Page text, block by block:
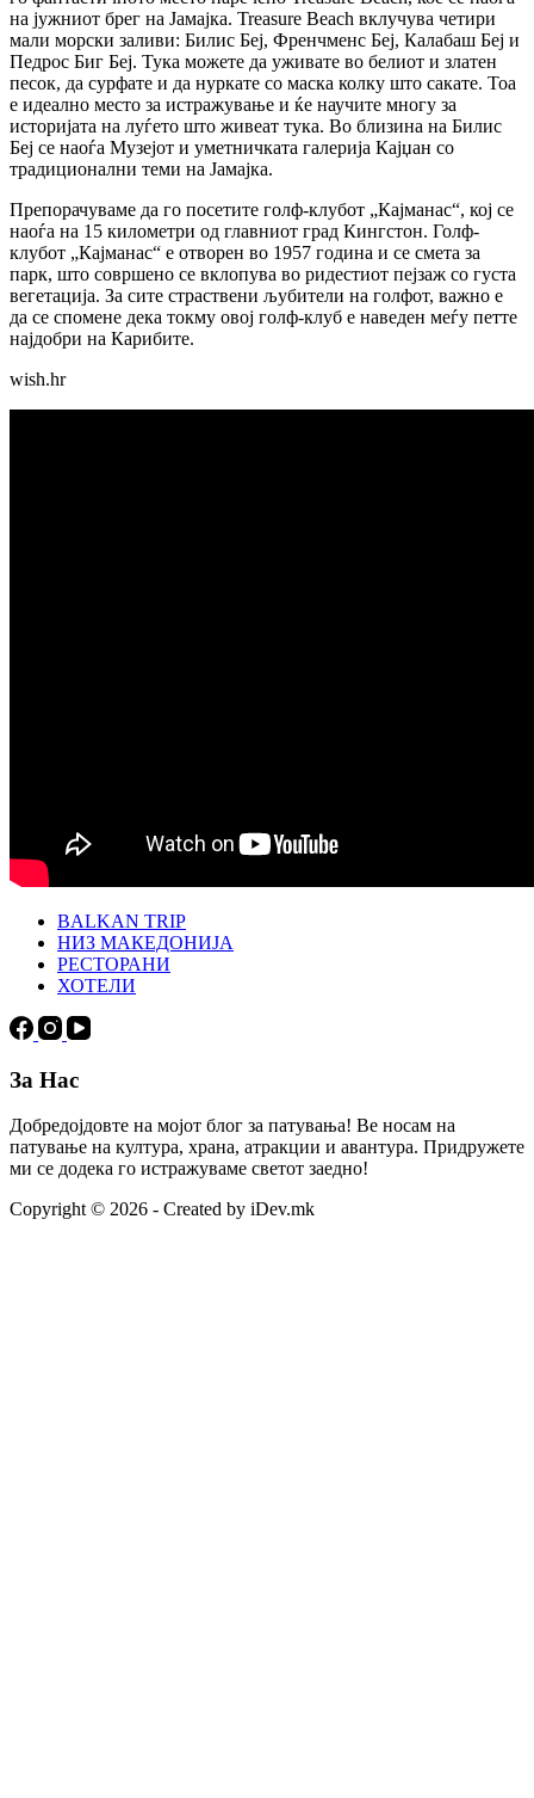
на јужниот брег на Јамајка. Treasure Beach вклучува четири
мали морски заливи: Билис Беј, Френчменс Беј, Калабаш Беј и
Педрос Биг Беј. Тука можете да уживате во белиот и златен
песок, да сурфате и да нуркате со маска колку што сакате. Тоа
е идеално место за истражување и ќе научите многу за
историјата на луѓето што живеат тука. Во близина на Билис
Беј се наоѓа Музејот и уметничката галерија Кајџан со
традиционални теми на Јамајка.
Препорачуваме да го посетите голф-клубот „Кајманас“, кој се
наоѓа на 15 километри од главниот град Кингстон. Голф-
клубот „Кајманас“ е отворен во 1957 година и се смета за
парк, што совршено се вклопува во ридестиот пејзаж со густа
вегетација. За сите страствени љубители на голфот, важно е
да се спомене дека токму овој голф-клуб е наведен меѓу петте
најдобри на Карибите.
wish.hr
BALKAN TRIP
НИЗ МАКЕДОНИЈА
РЕСТОРАНИ
ХОТЕЛИ
За Нас
Добредојдовте на мојот блог за патувања! Ве носам на
патување на култура, храна, атракции и авантура. Придружете
ми се додека го истражуваме светот заедно!
Copyright © 2026 - Created by iDev.mk